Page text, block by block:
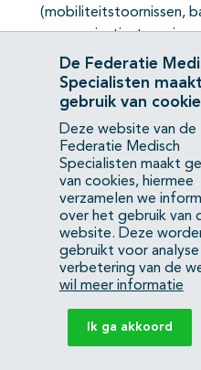
(mobiliteitstoornissen,
psychische stoornissen
patiënten met
patiënten met
patiënten zonder een
patiënten die recent
alleenstaand zijn
patiënten met een lage
laaggeletterdheid
patiënten bij wie de
afgenomen
Voor vaststelling van
LESA Zorg voor
De Federatie
Specialisten maakt
gebruik van
Deze website van de
Federatie Medisch
Specialisten maakt
van cookies, hiermee
verzamelen we
over het gebruik van
website. Deze
gebruikt voor analyse
verbetering van de
wil meer informatie
Ik ga akkoord